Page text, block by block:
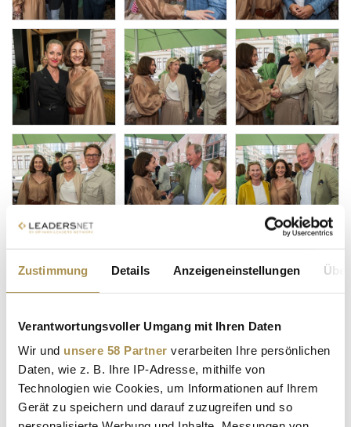
Zustimmung Details Anzeigeneinstellungen
Verantwortungsvoller Umgang mit Ihren Daten
Wir und unsere 58 Partner verarbeiten Ihre persönlichen
Daten, wie z. B. Ihre IP-Adresse, mithilfe von
Technologien wie Cookies, um Informationen auf Ihrem
Gerät zu speichern und darauf zuzugreifen und so